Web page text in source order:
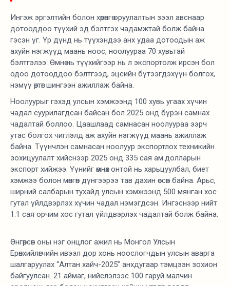
Ингэж эргэлтийн болон хөрөнгө оруулалтын зээл авснаар
дотооддоо түүхий эд бэлтгэх чадамжтай болж байна
гэсэн үг. Үр дүнд нь түүхэндээ анх удаа дотоодын аж
ахуйн нэгжүүд маань ноос, ноолуураа 70 хувьтай
бэлтгэлээ. Өмнө нь түүхийгээр нь л экспортолж ирсэн бол
одоо дотооддоо бэлтгээд, эцсийн бүтээгдэхүүн болгох,
нэмүү өртөг шингээн ажиллаж байна.
Ноолуурыг гэхэд улсын хэмжээнд 100 хувь угаах хүчин
чадал суурилагдсан байсан бол 2025 онд бүрэн самнах
чадалтай боллоо. Цаашлаад самнасан ноолуураа ээрч
утас болгох чиглэлд аж ахуйн нэгжүүд маань ажиллаж
байна. Түүнчлэн самнасан ноолуур экспортлох техникийн
зохицуулалт хийснээр 2025 онд 335 сая ам.долларын
экспорт хийжээ. Үүнийг өмнөх онтой нь харьцуулбал, биет
хэмжээ болон мөнгөн дүнгээрээ тав дахин өссөн байна. Арьс,
ширний салбарын тухайд улсын хэмжээнд 500 мянган хос
гутал үйлдвэрлэх хүчин чадал нэмэгдсэн. Ингэснээр нийт
1.1 сая орчим хос гутал үйлдвэрлэх чадалтай болж байна.
Өнгөрсөн оны нэг онцлог ажил нь Монгол Улсын
Ерөнхийлөгчийн ивээл дор хонь ноослогчдын улсын аварга
шалгаруулах “Алтан хайч-2025” анхдугаар тэмцээн зохион
байгуулсан. 21 аймаг, нийслэлээс 100 гаруй малчин